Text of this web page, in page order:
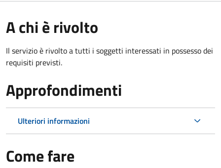
A chi è rivolto
Il servizio è rivolto a tutti i soggetti interessati in possesso dei
requisiti previsti.
Approfondimenti
Ulteriori informazioni
Come fare